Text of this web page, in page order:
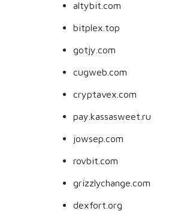
altybit.com
bitplex.top
gotjy.com
cugweb.com
cryptavex.com
pay.kassasweet.ru
jowsep.com
rovbit.com
grizzlychange.com
dexfort.org